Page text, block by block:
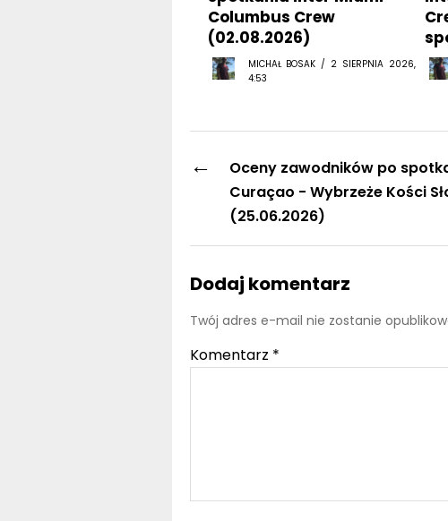
Columbus Crew
(02.08.2026)
MICHAŁ BOSAK / 2 SIERPNIA 2026,
4:53
←
Oceny zawodników po
Curaçao - Wybrzeże Kości
(25.06.2026)
Dodaj komentarz
Twój adres e-mail nie zostanie
Komentarz *